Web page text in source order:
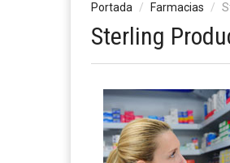
Portada Farmacias
Sterling